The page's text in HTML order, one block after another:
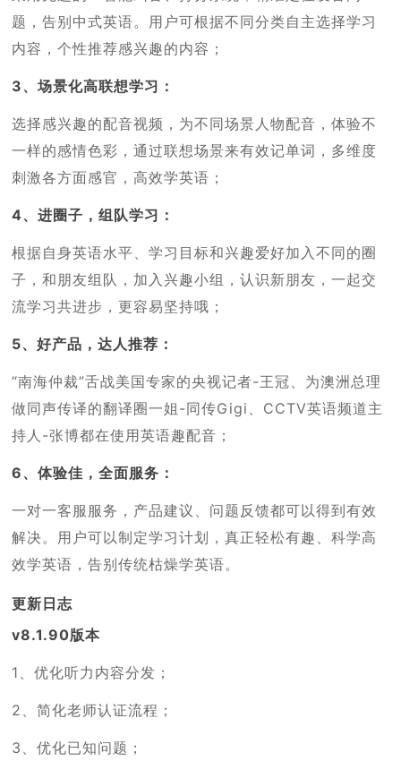
题，告别中式英语。用户可根据不同分类自主选择学习
内容，个性推荐感兴趣的内容；
3、场景化高联想学习：
选择感兴趣的配音视频，为不同场景人物配音，体验不
一样的感情色彩，通过联想场景来有效记单词，多维度
刺激各方面感官，高效学英语；
4、进圈子，组队学习：
根据自身英语水平、学习目标和兴趣爱好加入不同的圈
子，和朋友组队，加入兴趣小组，认识新朋友，一起交
流学习共进步，更容易坚持哦；
5、好产品，达人推荐：
“南海仲裁”舌战美国专家的央视记者-王冠、为澳洲总理
做同声传译的翻译圈一姐-同传Gigi、CCTV英语频道主
持人-张博都在使用英语趣配音；
6、体验佳，全面服务：
一对一客服服务，产品建议、问题反馈都可以得到有效
解决。用户可以制定学习计划，真正轻松有趣、科学高
效学英语，告别传统枯燥学英语。
更新日志
v8.1.90版本
1、优化听力内容分发；
2、简化老师认证流程；
3、优化已知问题；